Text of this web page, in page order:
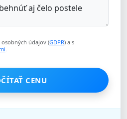
údajov (GDPR) a s
.
CENU